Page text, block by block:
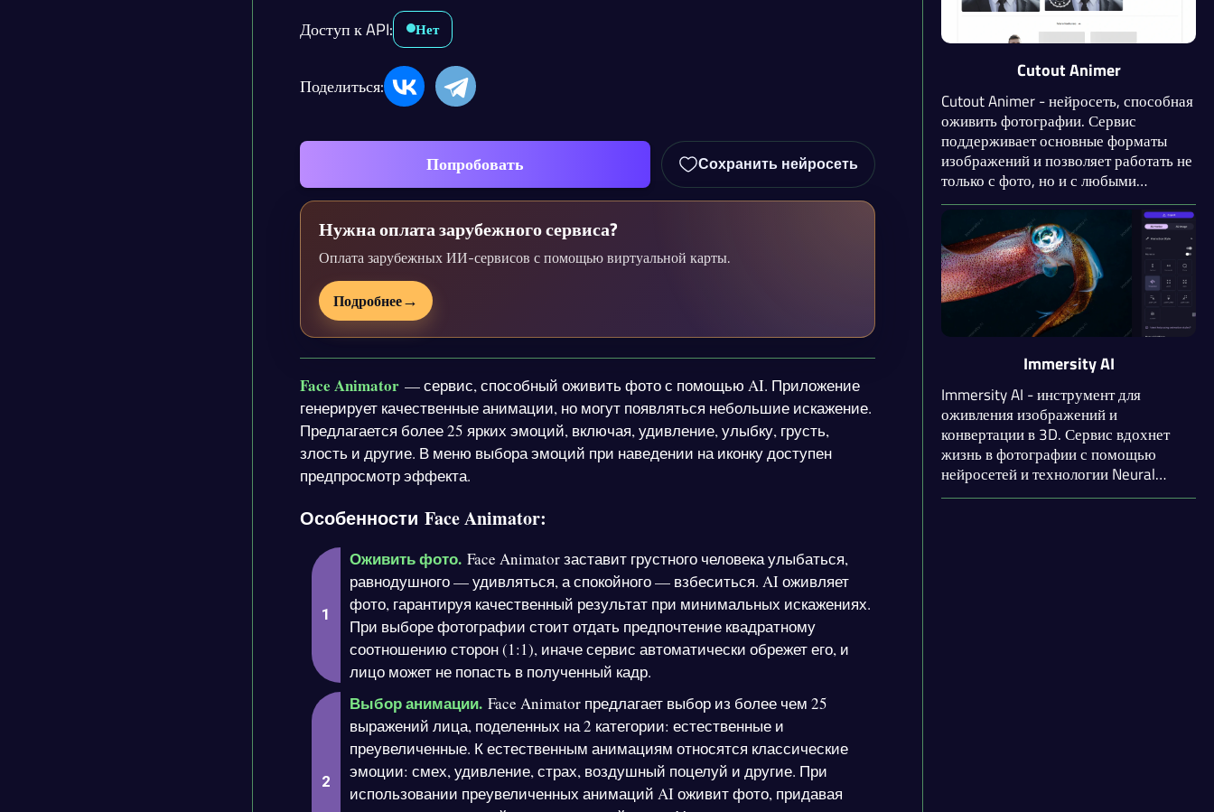
Доступ к API: Нет
Поделиться:
Попробовать Сохранить нейросеть
Нужна оплата зарубежного сервиса?
Оплата зарубежных ИИ-сервисов с помощью виртуальной карты.
Подробнее→
Face Animator— сервис, способный оживить фото с помощью AI. Приложение
генерирует качественные анимации, но могут появляться небольшие искажение.
Предлагается более 25 ярких эмоций, включая, удивление, улыбку, грусть,
злость и другие. В меню выбора эмоций при наведении на иконку доступен
предпросмотр эффекта.
Особенности Face Animator:
Оживить фото.Face Animator заставит грустного человека улыбаться,
равнодушного — удивляться, а спокойного — взбеситься. AI оживляет
фото, гарантируя качественный результат при минимальных искажениях.
При выборе фотографии стоит отдать предпочтение квадратному
соотношению сторон (1:1), иначе сервис автоматически обрежет его, и
лицо может не попасть в полученный кадр.
Выбор анимации.Face Animator предлагает выбор из более чем 25
выражений лица, поделенных на 2 категории: естественные и
преувеличенные. К естественным анимациям относятся классические
эмоции: смех, удивление, страх, воздушный поцелуй и другие. При
использовании преувеличенных анимаций AI оживит фото, придавая
Cutout Animer
Cutout Animer - нейросеть, способная
оживить фотографии. Сервис
поддерживает основные форматы
изображений и позволяет работать не
только с фото, но и с любыми
картинками, на которых присутствует
лицо. Вы можете загрузить результат
в .mp4 или .gif. Cutout Animer
предоставляет API для разработчиков
с подробной документаций.
Immersity AI
Immersity AI - инструмент для
оживления изображений и
конвертации в 3D. Сервис вдохнет
жизнь в фотографии с помощью
нейросетей и технологии Neural
Depth Engine. AI-инструмент